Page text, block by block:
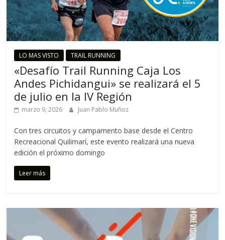
LO MAS VISTO TRAIL RUNNING
«Desafío Trail Running Caja Los
Andes Pichidangui» se realizará el 5
de julio en la IV Región
marzo 9, 2026 Juan Pablo Muñoz
Con tres circuitos y campamento base desde el Centro
Recreacional Quilimarí, este evento realizará una nueva
edición el próximo domingo
Leer más